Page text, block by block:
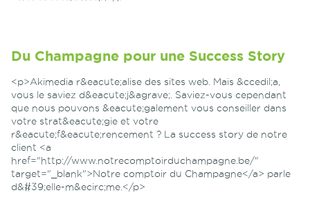
Du Champagne pour une Success Story
<p>Akimedia r&eacute;alise des sites web. Mais &ccedil;a,
vous le saviez d&eacute;j&agrave;. Saviez-vous cependant
que nous pouvons &eacute;galement vous conseiller dans
votre strat&eacute;gie et votre
r&eacute;f&eacute;rencement ? La success story de notre
client <a
href="http://www.notrecomptoirduchampagne.be/"
target="_blank">Notre comptoir du Champagne</a> parle
d&#39;elle-m&ecirc;me.</p>